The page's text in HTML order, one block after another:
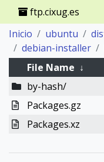
ftp.cixug.es
Inicio
ubuntu
debian-installer
File Name ↓
by-hash/
Packages.gz
Packages.xz